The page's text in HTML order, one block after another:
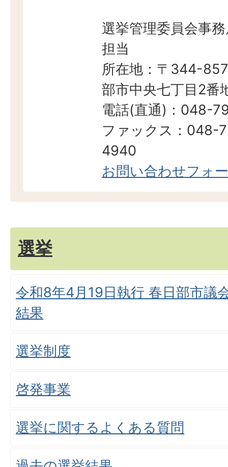
選挙管理委員会事
担当
所在地：〒344-
部市中央七丁目2番
電話(直通)：048-
ファックス：048-
4940
お問い合わせフォ
選挙
令和8年4月19日執行 春日部市議
結果
選挙制度
啓発事業
選挙に関するよくある質問